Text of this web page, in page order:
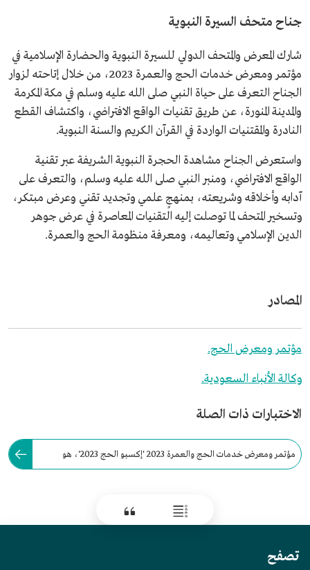
جناح متحف السيرة النبوية
شارك المعرض والمتحف الدولي للسيرة النبوية والحضارة الإسلامية في
مؤتمر ومعرض خدمات الحج والعمرة 2023، من خلال إتاحته لزوار
الجناح التعرف على حياة النبي صلى الله عليه وسلم في مكة المكرمة
والمدينة المنورة، عن طريق تقنيات الواقع الافتراضي، واكتشاف القطع
النادرة والمقتنيات الواردة في القرآن الكريم والسنة النبوية.
واستعرض الجناح مشاهدة الحجرة النبوية الشريفة عبر تقنية
الواقع الافتراضي، ومنبر النبي صلى الله عليه وسلم، والتعرف على
آدابه وأخلاقه وشريعته، بمنهجٍ علمي وتجديد تقني وعرض مبتكر،
وتسخير المتحف لما توصلت إليه التقنيات المعاصرة في عرض جوهر
الدين الإسلامي وتعاليمه، ومعرفة منظومة الحج والعمرة.
المصادر
مؤتمر ومعرض الحج.
وكالة الأنباء السعودية.
الاختبارات ذات الصلة
مؤتمر ومعرض خدمات الحج والعمرة 2023 'إكسبو الحج 2023'، هو
تصفح